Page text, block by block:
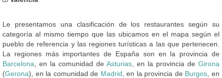
Le presentamos una clasificación de los restaurantes según su
categoría al mismo tiempo que las ubicamos en el mapa según el
pueblo de referencia y las regiones turísticas a las que pertenecen.
La regiones más importantes de España son en la provincia de
Barcelona , en la comunidad de Asturias , en la provincia de Girona
(Gerona), en la comunidad de Madrid , en la provincia de Burgos , en